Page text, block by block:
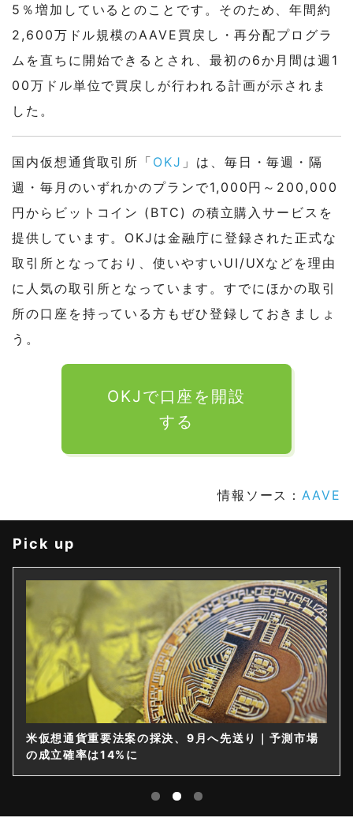
5％増加しているとのことです。そのため、年間約
2,600万ドル規模のAAVE買戻し・再分配プログラ
ムを直ちに開始できるとされ、最初の6か月間は週1
00万ドル単位で買戻しが行われる計画が示されま
した。
国内仮想通貨取引所「 OKJ 」は、毎日・毎週・隔
週・毎月のいずれかのプランで1,000円～200,000
円からビットコイン (BTC) の積立購入サービスを
提供しています。OKJは金融庁に登録された正式な
取引所となっており、使いやすいUI/UXなどを理由
に人気の取引所となっています。すでにほかの取引
所の口座を持っている方もぜひ登録しておきましょ
う。
OKJで口座を開設
する
情報ソース： AAVE
Pick up
米仮想通貨重要法案の採決、9月へ先送り｜予測市場
の成立確率は14%に